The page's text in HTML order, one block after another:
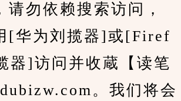
请勿依赖搜索访问，
[华为刘揽器]或[Firef
器]访问并收蔵【读笔
。我们将会